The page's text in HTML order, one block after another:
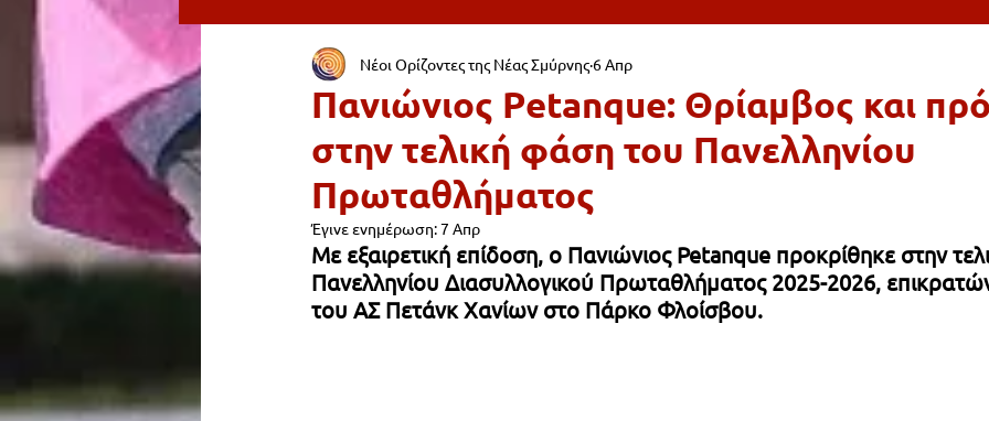
ΔΗΜΟΣ ΝΕΑΣ ΣΜΥΡΝΗΣ ΠΡΟΣΩΠΑ & ΑΠΟΨΕΙΣ
ΨΥΧΑΓΩΓΙΑ ΕΡΓΑΣΙΑ ΕΚΚΛΗΣΙΑ ΕΠΙΣΤΗΜΗ & ΤΕΧΝΟΛΟΓΙΑ ΦΥΣΗ &
ΠΑΡΑΠΟΝΑ ΔΗΜΟΤΩΝ ΣΥΓΚΟΙΝΩΝΙΑ & ΔΡΟΜΟΙ ΕΡΓΑ & ΥΠΟΔΟΜΕΣ ΦΙΛΟΖΩΙΑ
Πανιώνιος Petanque: Θρίαμβος και
στην τελική φάση του Πανελληνίου
Πρωταθλήματος
Νέοι Ορίζοντες της Νέας Σμύρνης 6 Απρ
Έγινε ενημέρωση:7 Απρ
Με εξαιρετική επίδοση, ο Πανιώνιος Petanque προκρίθηκε στην
Πανελληνίου Διασυλλογικού Πρωταθλήματος 2025-2026,
του ΑΣ Πετάνκ Χανίων στο Πάρκο Φλοίσβου.